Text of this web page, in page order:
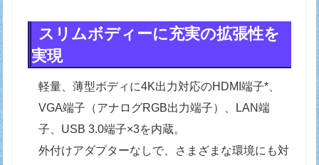
スリムボディーに充実の拡張性を
実現
軽量、薄型ボディに4K出力対応のHDMI端子*、
VGA端子（アナログRGB出力端子）、LAN端
子、USB 3.0端子×3を内蔵。
外付けアダプターなしで、さまざまな環境にも対